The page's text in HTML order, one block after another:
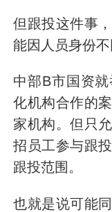
但跟投这件事
能因人员身份不
中部B市国资
化机构合作的
家机构。但只
招员工参与跟
跟投范围。
也就是说可能